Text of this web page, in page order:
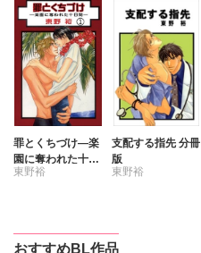
罪とくちづけ―楽
園に奪われた十日
間―【分冊版】
東野裕
支配する指先 分冊
版
東野裕
おすすめBL作品